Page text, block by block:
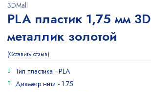
3DMall
PLA пластик 1,75 мм
металлик золотой
Оставить отзыв
Тип пластика - PLA
Диаметр нити - 1.75